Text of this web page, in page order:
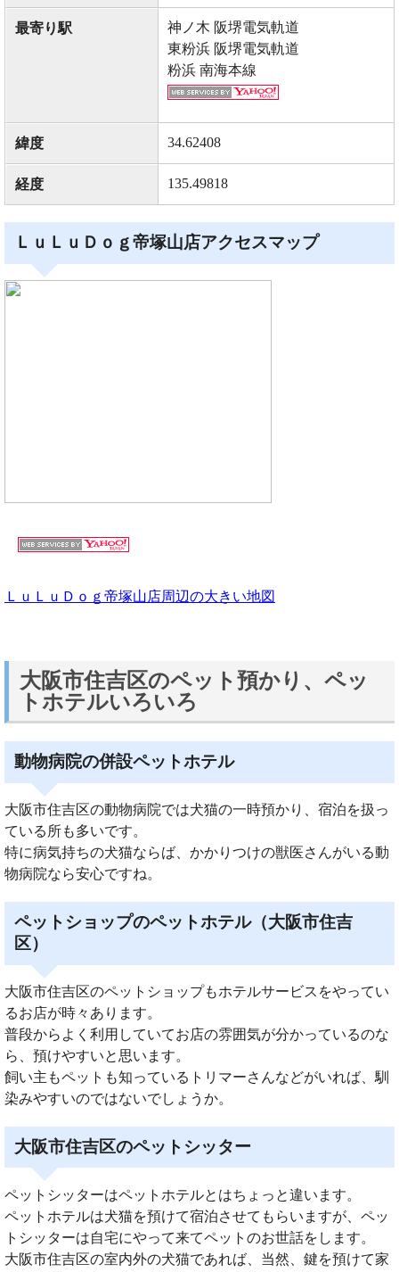
最寄り駅
神ノ木 阪堺電気軌道
東粉浜 阪堺電気軌道
粉浜 南海本線
緯度 34.62408
経度 135.49818
ＬｕＬｕＤｏｇ帝塚山店アクセスマップ
ＬｕＬｕＤｏｇ帝塚山店周辺の大きい地図
大阪市住吉区のペット預かり、ペッ
トホテルいろいろ
動物病院の併設ペットホテル
大阪市住吉区の動物病院では犬猫の一時預かり、宿泊を扱っ
ている所も多いです。
特に病気持ちの犬猫ならば、かかりつけの獣医さんがいる動
物病院なら安心ですね。
ペットショップのペットホテル（大阪市住吉
区）
大阪市住吉区のペットショップもホテルサービスをやってい
るお店が時々あります。
普段からよく利用していてお店の雰囲気が分かっているのな
ら、預けやすいと思います。
飼い主もペットも知っているトリマーさんなどがいれば、馴
染みやすいのではないでしょうか。
大阪市住吉区のペットシッター
ペットシッターはペットホテルとはちょっと違います。
ペットホテルは犬猫を預けて宿泊させてもらいますが、ペッ
トシッターは自宅にやって来てペットのお世話をします。
大阪市住吉区の室内外の犬猫であれば、当然、鍵を預けて家